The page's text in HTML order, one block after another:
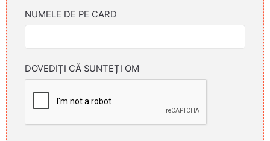
NUMELE DE PE CARD
DOVEDIȚI CĂ SUNTEȚI OM